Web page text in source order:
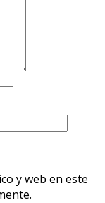
y web en este